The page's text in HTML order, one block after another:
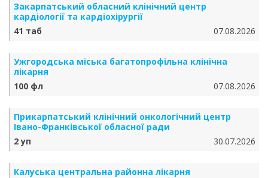
Закарпатський обласний клінічний центр
кардіології та кардіохірургії
41 таб
07.08.2026
Ужгородська міська багатопрофільна клінічна
лікарня
100 фл
07.08.2026
Прикарпатський клінічний онкологічний центр
Івано-Франківської обласної ради
2 уп
30.07.2026
Калуська центральна районна лікарня